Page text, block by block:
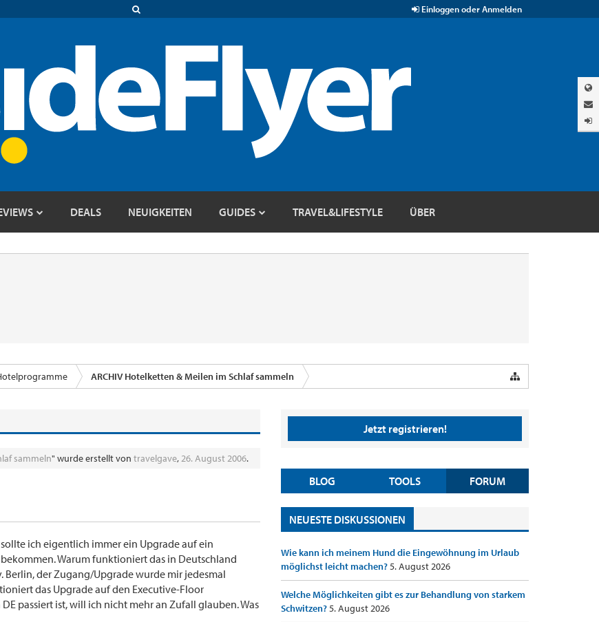
Einloggen oder Anmelden
DEALS NEUIGKEITEN GUIDES TRAVEL&LIFESTYLE ÜBER
ARCHIV Hotelketten & Meilen im Schlaf sammeln
sammeln" wurde erstellt von travelgave,26. August 2006.
ich eigentlich immer ein Upgrade auf ein
Warum funktioniert das in Deutschland
Berlin, der Zugang/Upgrade wurde mir jedesmal
das Upgrade auf den Executive-Floor
passiert ist, will ich nicht mehr an Zufall glauben. Was
Jetzt registrieren!
BLOG TOOLS FORUM
NEUESTE DISKUSSIONEN
Wie kann ich meinem Hund die Eingewöhnung im Urlaub
möglichst leicht machen?5. August 2026
Welche Möglichkeiten gibt es zur Behandlung von starkem
Schwitzen?5. August 2026